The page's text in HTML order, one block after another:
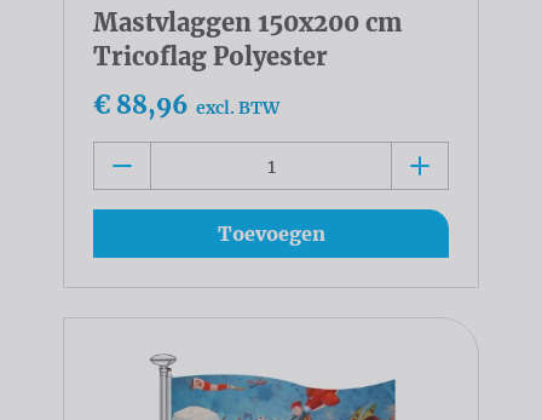
Mastvlaggen 150x200 cm
Tricoflag Polyester
€ 88,96 excl. BTW
Toevoegen